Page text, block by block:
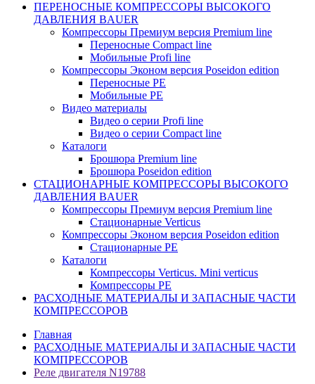
ПЕРЕНОСНЫЕ КОМПРЕССОРЫ ВЫСОКОГО
ДАВЛЕНИЯ BAUER
Компрессоры Премиум версия Premium line
Переносные Compact line
Мобильные Profi line
Компрессоры Эконом версия Poseidon edition
Переносные PE
Мобильные PE
Видео материалы
Видео о серии Profi line
Видео о серии Compact line
Каталоги
Брошюра Premium line
Брошюра Poseidon edition
СТАЦИОНАРНЫЕ КОМПРЕССОРЫ ВЫСОКОГО
ДАВЛЕНИЯ BAUER
Компрессоры Премиум версия Premium line
Стационарные Verticus
Компрессоры Эконом версия Poseidon edition
Стационарные PE
Каталоги
Компрессоры Verticus. Mini verticus
Компрессоры PE
РАСХОДНЫЕ МАТЕРИАЛЫ И ЗАПАСНЫЕ ЧАСТИ
КОМПРЕССОРОВ
Главная
РАСХОДНЫЕ МАТЕРИАЛЫ И ЗАПАСНЫЕ ЧАСТИ
КОМПРЕССОРОВ
Реле двигателя N19788